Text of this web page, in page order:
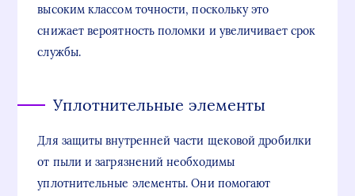
высоким классом точности, поскольку это
снижает вероятность поломки и увеличивает срок
службы.
Уплотнительные элементы
Для защиты внутренней части щековой дробилки
от пыли и загрязнений необходимы
уплотнительные элементы. Они помогают